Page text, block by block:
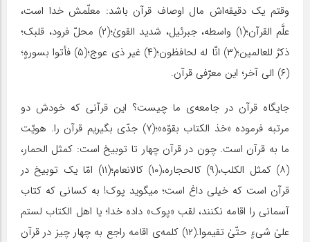
وقتم یک دقیقه‌اش مال اوصاف قرآن باشد: معلّمش خدا است،
علَّم القرآن؛(۱) واسطه، جبرئیل، شدید القویٰ؛(۲) محلّ فرود، قلبک؛
ذکرٌ للعالمین‌؛(۳) انّا له لحافظون؛(۴) غیر ذی عوج؛(۵) فأتوا بسورهٍ؛
(۶) الی آخر؛ این معرّفی قرآن.
جایگاه قرآن در جامعه‌ی ما چیست؟ این قرآنی که خودش دو
مرتبه فرموده «خذ الکتاب بقوّه»؛(۷) جدّی بگیریم قرآن را. هویّت
ما به قرآن است. چون در قرآن چهار تا توبیخ است: کمثل الحمار،
(۸) کمثل الکلب،(۹) کالحجاره،(۱۰) کالانعام؛(۱۱) امّا یک توبیخ در
قرآن است که خیلی داغ است؛ میگوید پوک! به کسانی که کتاب
آسمانی را اقامه نکنند، لقب «پوک» داده خدا؛ یا اهل الکتاب لستم
علیٰ شیءٍ حتّیٰ تقیموا.(۱۲) کلمه‌ی اقامه راجع به چهار چیز در قرآن